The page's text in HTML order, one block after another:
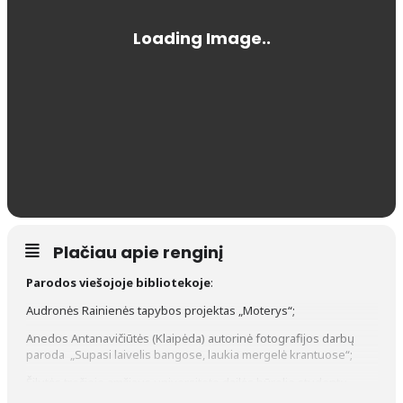
Plačiau apie renginį
Parodos viešojoje bibliotekoje:
Audronės Rainienės tapybos projektas „Moterys“;
Anedos Antanavičiūtės (Klaipėda) autorinė fotografijos darbų
paroda „Supasi laivelis bangose, laukia mergelė krantuose“;